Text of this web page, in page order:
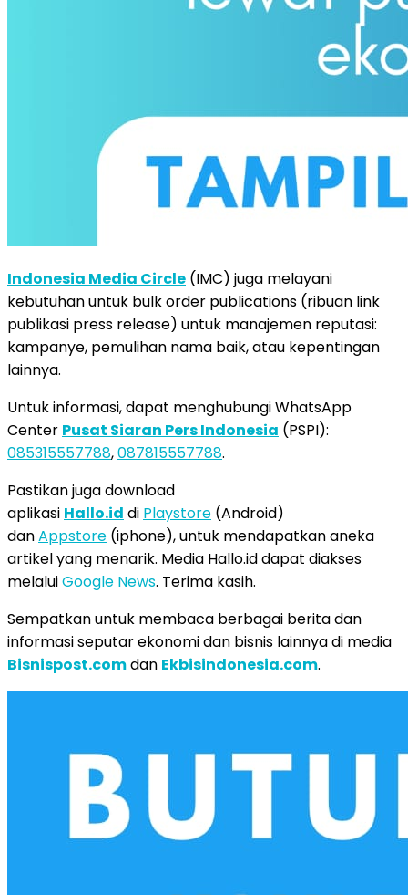
Indonesia Media Circle (IMC) juga melayani
kebutuhan untuk bulk order publications (ribuan link
publikasi press release) untuk manajemen reputasi:
kampanye, pemulihan nama baik, atau kepentingan
lainnya.
Untuk informasi, dapat menghubungi WhatsApp
Center Pusat Siaran Pers Indonesia (PSPI):
085315557788,087815557788.
Pastikan juga download
aplikasi Hallo.id di Playstore (Android)
danAppstore (iphone), untuk mendapatkan aneka
artikel yang menarik. Media Hallo.id dapat diakses
melaluiGoogle News. Terima kasih.
Sempatkan untuk membaca berbagai berita dan
informasi seputar ekonomi dan bisnis lainnya di media
Bisnispost.comdan Ekbisindonesia.com.